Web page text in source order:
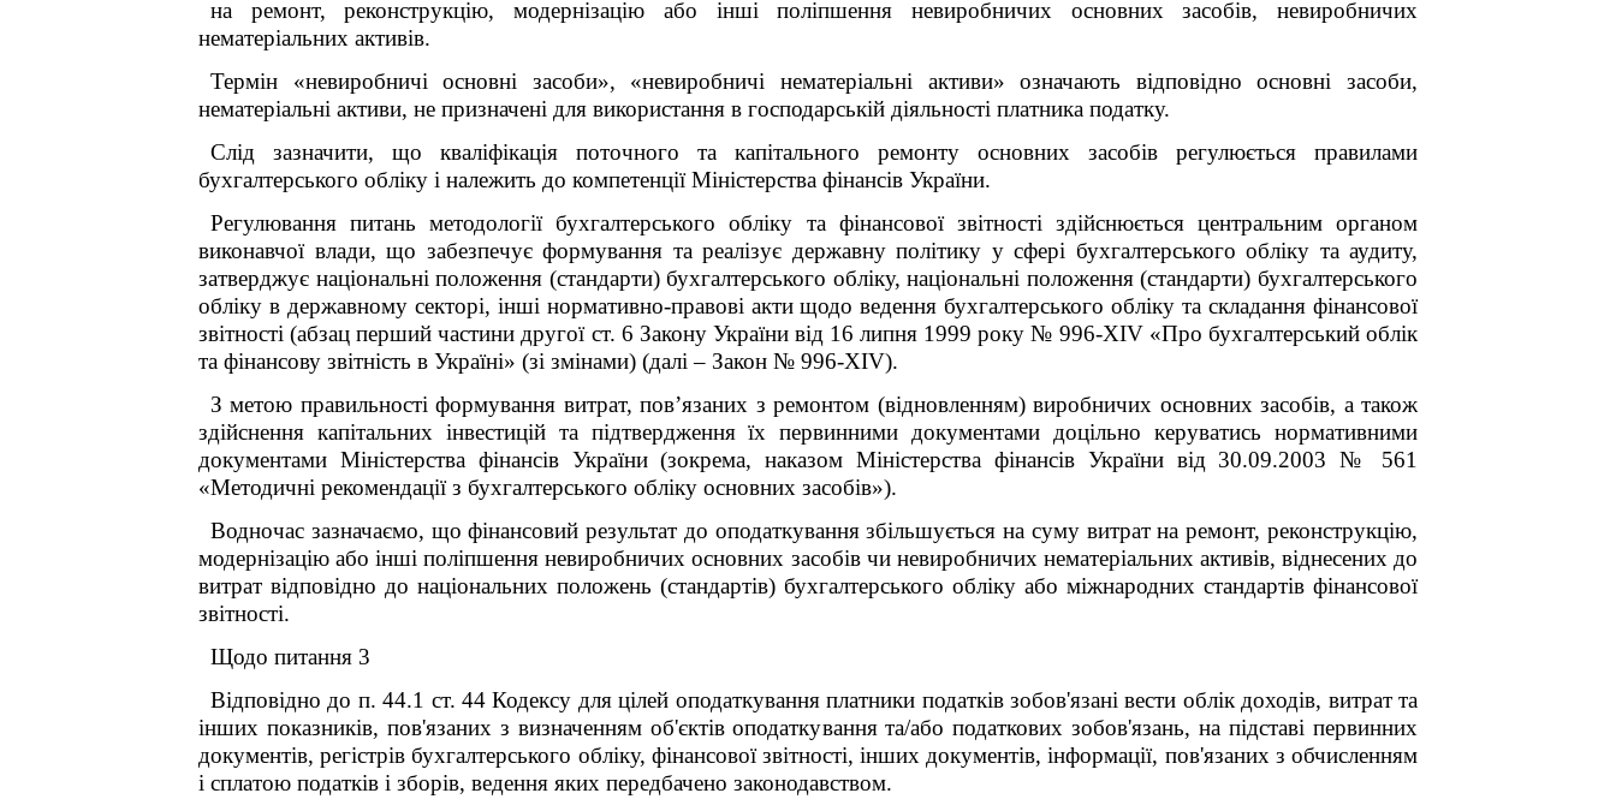
на ремонт, реконструкцію, модернізацію або інші поліпшення невиробничих основних засобів, невиробничих
нематеріальних активів.
Термін «невиробничі основні засоби», «невиробничі нематеріальні активи» означають відповідно основні засоби,
нематеріальні активи, не призначені для використання в господарській діяльності платника податку.
Слід зазначити, що кваліфікація поточного та капітального ремонту основних засобів регулюється правилами
бухгалтерського обліку і належить до компетенції Міністерства фінансів України.
Регулювання питань методології бухгалтерського обліку та фінансової звітності здійснюється центральним органом
виконавчої влади, що забезпечує формування та реалізує державну політику у сфері бухгалтерського обліку та аудиту,
затверджує національні положення (стандарти) бухгалтерського обліку, національні положення (стандарти) бухгалтерського
обліку в державному секторі, інші нормативно-правові акти щодо ведення бухгалтерського обліку та складання фінансової
звітності (абзац перший частини другої ст. 6 Закону України від 16 липня 1999 року № 996-XIV «Про бухгалтерський облік
та фінансову звітність в Україні» (зі змінами) (далі – Закон № 996-XIV).
З метою правильності формування витрат, пов’язаних з ремонтом (відновленням) виробничих основних засобів, а також
здійснення капітальних інвестицій та підтвердження їх первинними документами доцільно керуватись нормативними
документами Міністерства фінансів України (зокрема, наказом Міністерства фінансів України від 30.09.2003 № 561
«Методичні рекомендації з бухгалтерського обліку основних засобів»).
Водночас зазначаємо, що фінансовий результат до оподаткування збільшується на суму витрат на ремонт, реконструкцію,
модернізацію або інші поліпшення невиробничих основних засобів чи невиробничих нематеріальних активів, віднесених до
витрат відповідно до національних положень (стандартів) бухгалтерського обліку або міжнародних стандартів фінансової
звітності.
Щодо питання 3
Відповідно до п. 44.1 ст. 44 Кодексу для цілей оподаткування платники податків зобов'язані вести облік доходів, витрат та
інших показників, пов'язаних з визначенням об'єктів оподаткування та/або податкових зобов'язань, на підставі первинних
документів, регістрів бухгалтерського обліку, фінансової звітності, інших документів, інформації, пов'язаних з обчисленням
і сплатою податків і зборів, ведення яких передбачено законодавством.